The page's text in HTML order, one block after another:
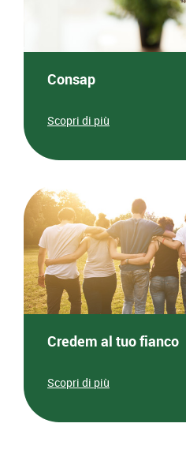
Consap
Scopri di più
Credem al tuo fianco
Scopri di più